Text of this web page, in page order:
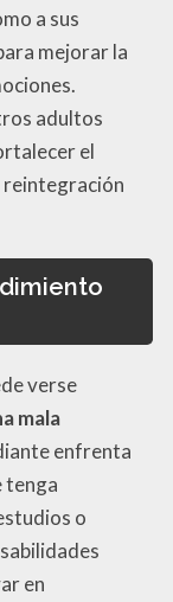
a sus
mejorar la
adultos
el
reintegración
verse
mala
enfrenta
tenga
o
en